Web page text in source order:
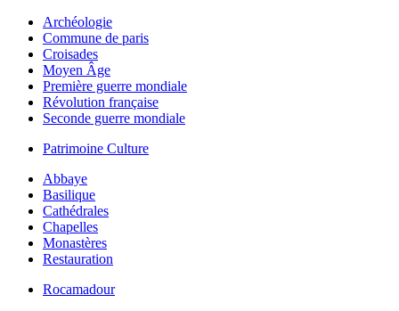
Archéologie
Commune de paris
Croisades
Moyen Âge
Première guerre mondiale
Révolution française
Seconde guerre mondiale
Patrimoine Culture
Abbaye
Basilique
Cathédrales
Chapelles
Monastères
Restauration
Rocamadour